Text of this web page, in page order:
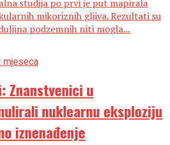
studija po prvi je put mapirala
mikoriznih gljiva. Rezultati su
podzemnih niti mogla...
mjeseca
Znanstvenici u
nuklearnu eksploziju
iznenađenje